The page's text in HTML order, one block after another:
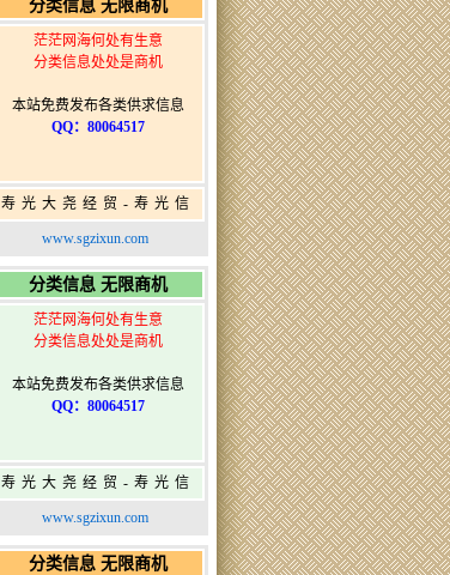
分类信息 无限商机
茫茫网海何处有生意
分类信息处处是商机
本站免费发布各类供求信息
QQ：80064517
寿光大尧经贸-寿光信
息网-免费信息发布网-
www.sgzixun.com
分类信息 无限商机
茫茫网海何处有生意
分类信息处处是商机
本站免费发布各类供求信息
QQ：80064517
寿光大尧经贸-寿光信
息网-免费信息发布网-
www.sgzixun.com
分类信息 无限商机